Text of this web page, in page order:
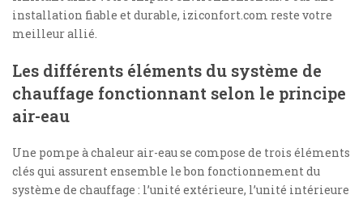
installation fiable et durable, iziconfort.com reste votre
meilleur allié.
Les différents éléments du système de
chauffage fonctionnant selon le principe
air-eau
Une pompe à chaleur air-eau se compose de trois éléments
clés qui assurent ensemble le bon fonctionnement du
système de chauffage : l’unité extérieure, l’unité intérieure